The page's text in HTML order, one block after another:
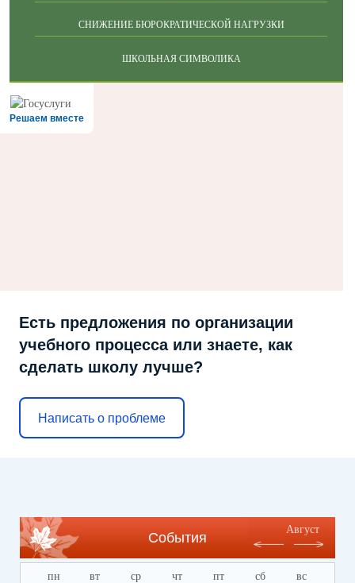
СНИЖЕНИЕ БЮРОКРАТИЧЕСКОЙ НАГРУЗКИ
ШКОЛЬНАЯ СИМВОЛИКА
Решаем вместе
Есть предложения по организации
учебного процесса или знаете, как
сделать школу лучше?
Написать о проблеме
События
Август
пн вт ср чт пт сб вс